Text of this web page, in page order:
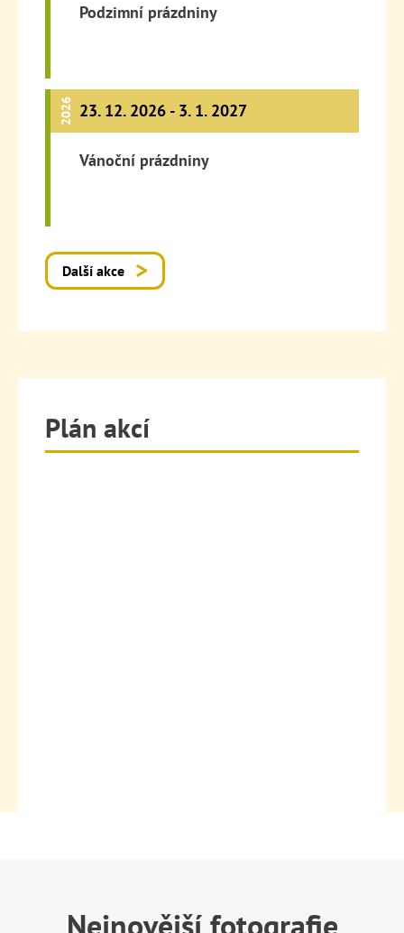
Podzimní prázdniny
2026 23. 12. 2026 - 3. 1. 2027
Vánoční prázdniny
Další akce
Plán akcí
Nejnovější fotografie